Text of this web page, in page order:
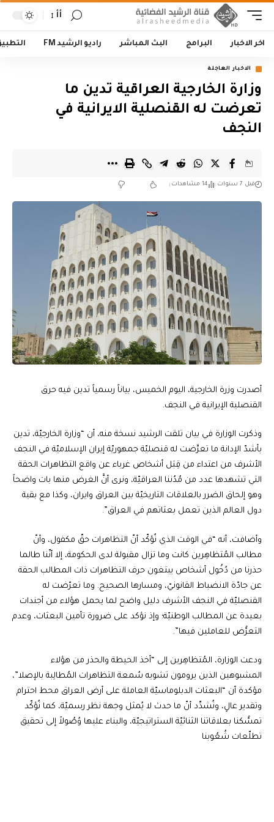
أأ
اخر الاخبار البرامج البث المباشر راديو الرشيد FM
الاخبار العاجلة
وزارة الخارجية العراقية تدين ما
تعرضت له القنصلية الايرانية في
النجف
قبل 7 سنوات 14 مشاهدات
أصدرت وزرة الخارجية، اليوم الخميس، بياناً رسمياً تدين فيه حرق
القنصلية الإيرانية في النجف.
وذكرت الوزارة في بيان تلقت الرشيد نسخة منه، أن “وزارة الخارجيّة، تدين
بأشدّ الإدانة ما تعرَّضت له قنصليّة جمهوريّة إيران الإسلاميّة في النجف
الأشرف من اعتداء من قِبَل أشخاص غرباء عن واقع التظاهرات الحقة
التي تشهدها عدد من مُدُننا العراقيّة، ونرى أنَّ الغرض منها بات واضحاً
وهو إلحاق الضرر بالعلاقات التاريخيّة بين العراق وايران، وكذا مع بقية
دول العالم الذين تعمل بعثاتهم في العراق”.
وأضافت، أنه “في الوقت الذي نُؤكّد أنّ التظاهرات حقّ مكفول، وأنّ
مطالب المُتظاهِرين كانت وما تزال مقبولة لدى الحكومة، إلا أنّنا طالما
حذرنا من دُخُول أشخاص يبتغون حرف التظاهرات ذات المطالب الحقة
عن جادّة الانضباط القانونيّ، ومسارها الصحيح. وما تعرّضت له
القنصليّة في النجف الأشرف دليل واضح لما يحمل هؤلاء من أجندات
بعيدة عن المطالب الوطنيّة؛ وإذ نؤكد على ضرورة تأمين البعثات، وعدم
التعرُّض للعاملين فيها”.
ودعت الوزارة، المُتظاهِرين إلى “أخذ الحيطة والحذر من هؤلاء
المشبوهين الذين يرومون تشويه سُمعة التظاهرات المُطالِبة بالإصلا”،
مؤكدة أن “البعثات الدبلوماسيّة العاملة على أرض العراق محط احترام
وتقدير عالٍ، ونُشدِّد أنّ ما حدث لا يُمثل وجهة نظر رسميّة، كما نُؤكّد
تمسُّكنا بعلاقاتنا الثنائيّة الستراتيجيّة، والبناء عليها وُصُولاً إلى تحقيق
تطلّعات شُعُوبنا